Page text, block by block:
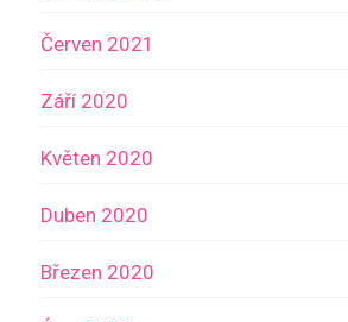
Červen 2021
Září 2020
Květen 2020
Duben 2020
Březen 2020